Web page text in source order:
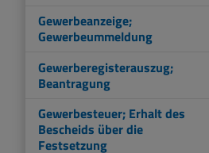
Gewerbeanzeige;
Gewerbeummeldung
Gewerberegisterauszug;
Beantragung
Gewerbesteuer; Erhalt des
Bescheids über die
Festsetzung